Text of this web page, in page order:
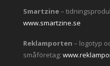
Smartzine–
www.smartzine.se
Reklamporten – logotyp
småföretag: